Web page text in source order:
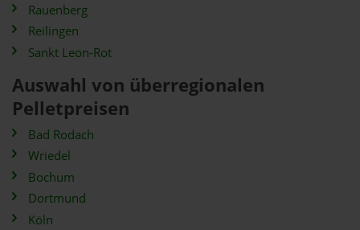
Rauenberg
Reilingen
Sankt Leon-Rot
Auswahl von überregionalen
Pelletpreisen
Bad Rodach
Wriedel
Bochum
Dortmund
Köln